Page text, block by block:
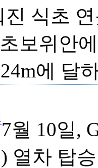
진 식초
보위안
에 달
7월 10일,
열차 탑